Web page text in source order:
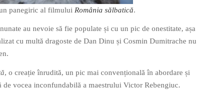
panegiric al filmului România sălbatică.
au nevoie să fie populate și cu un pic de onestitate, așa
cu multă dragoste de Dan Dinu și Cosmin Dumitrache nu
, o creație înrudită, un pic mai convențională în abordare și
vocea inconfundabilă a maestrului Victor Rebengiuc.